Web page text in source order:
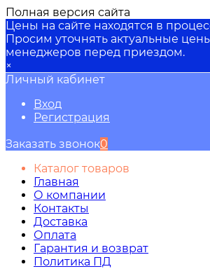
Полная версия сайта
Цены на сайте находятся в
Просим уточнять актуальные
менеджеров перед приездом.
×
Личный кабинет
Вход
Регистрация
Заказать звонок0
Каталог товаров
Главная
О компании
Контакты
Доставка
Оплата
Гарантия и возврат
Политика ПД